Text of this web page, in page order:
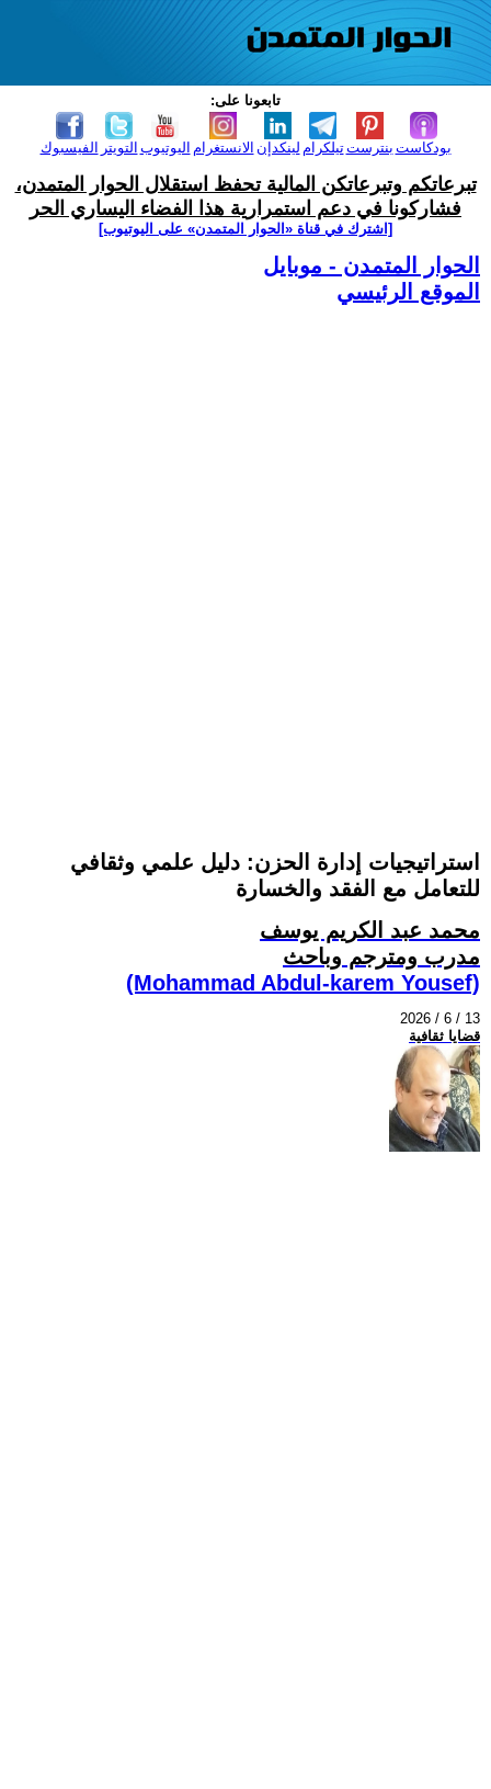
تابعونا على:
الفيسبوك التويتر اليوتيوب الانستغرام لينكدإن تيلكرامبنترست بودكاست
تبرعاتكم وتبرعاتكن المالية تحفظ استقلال الحوار المتمدن،
فشاركونا في دعم استمرارية هذا الفضاء اليساري الحر
[اشترك في قناة ‫«الحوار المتمدن» على اليوتيوب]
الحوار المتمدن - موبايل
الموقع الرئيسي
استراتيجيات إدارة الحزن: دليل علمي وثقافي
للتعامل مع الفقد والخسارة
محمد عبد الكريم يوسف
مدرب ومترجم وباحث
(Mohammad Abdul-karem Yousef)
2026 / 6 / 13
قضايا ثقافية